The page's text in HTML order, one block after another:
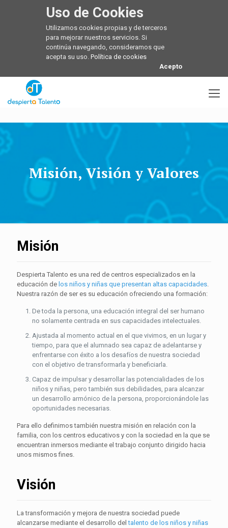
Uso de Cookies
Utilizamos cookies propias y de terceros
para mejorar nuestros servicios. Si
continúa navegando, consideramos que
acepta su uso. Política de cookies
Acepto
Misión, Visión y Valores
Misión
Despierta Talento es una red de centros especializados en la
educación de los niños y niñas que presentan altas capacidades.
Nuestra razón de ser es su educación ofreciendo una formación:
De toda la persona, una educación integral del ser humano
no solamente centrada en sus capacidades intelectuales.
Ajustada al momento actual en el que vivimos, en un lugar y
tiempo, para que el alumnado sea capaz de adelantarse y
enfrentarse con éxito a los desafíos de nuestra sociedad
con el objetivo de transformarla y beneficiarla.
Capaz de impulsar y desarrollar las potencialidades de los
niños y niñas, pero también sus debilidades, para alcanzar
un desarrollo armónico de la persona, proporcionándole las
oportunidades necesarias.
Para ello definimos también nuestra misión en relación con la
familia, con los centros educativos y con la sociedad en la que se
encuentran inmersos mediante el trabajo conjunto dirigido hacia
unos mismos fines.
Visión
La transformación y mejora de nuestra sociedad puede
alcanzarse mediante el desarrollo deltalento de los niños y niñas